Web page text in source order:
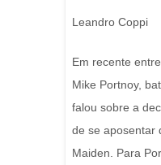
Leandro Coppi
Em recente
Mike Portnoy,
falou sobre a
de se aposentar
Maiden. Para